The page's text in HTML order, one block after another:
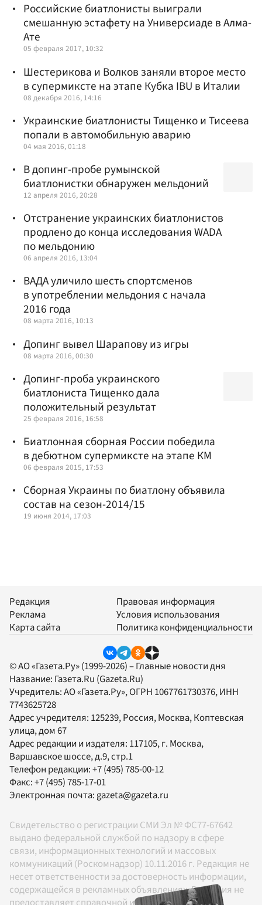
Российские биатлонисты выиграли
смешанную эстафету на Универсиаде в Алма-
Ате
05 февраля 2017, 10:32
Шестерикова и Волков заняли второе место
в супермиксте на этапе Кубка IBU в Италии
08 декабря 2016, 14:16
Украинские биатлонисты Тищенко и Тисеева
попали в автомобильную аварию
04 мая 2016, 01:18
В допинг-пробе румынской
биатлонистки обнаружен мельдоний
12 апреля 2016, 20:28
Отстранение украинских биатлонистов
продлено до конца исследования WADA
по мельдонию
06 апреля 2016, 13:04
ВАДА уличило шесть спортсменов
в употреблении мельдония с начала
2016 года
08 марта 2016, 10:13
Допинг вывел Шарапову из игры
08 марта 2016, 00:30
Допинг-проба украинского
биатлониста Тищенко дала
положительный результат
25 февраля 2016, 16:58
Биатлонная сборная России победила
в дебютном супермиксте на этапе КМ
06 февраля 2015, 17:53
Сборная Украины по биатлону объявила
состав на сезон-2014/15
19 июня 2014, 17:03
Редакция
Реклама
Карта сайта
Правовая информация
Условия использования
Политика конфиденциальности
© АО «Газета.Ру» (1999-2026) – Главные новости дня
Название: Газета.Ru (Gazeta.Ru)
Учредитель:АО «Газета.Ру», ОГРН 1067761730376, ИНН
7743625728
Адрес учредителя: 125239, Россия, Москва, Коптевская
улица, дом 67
Адрес редакции и издателя: 117105, г. Москва,
Варшавское шоссе, д.9, стр.1
Телефон редакции:+7 (495) 785-00-12
Факс:+7 (495) 785-17-01
Электронная почта:gazeta@gazeta.ru
Свидетельство о регистрации СМИ Эл № ФС77-67642
выдано федеральной службой по надзору в сфере
связи, информационных технологий и массовых
коммуникаций (Роскомнадзор) 10.11.2016 г. Редакция не
несет ответственности за достоверность информации,
содержащейся в рекламных объявлениях. Редакция не